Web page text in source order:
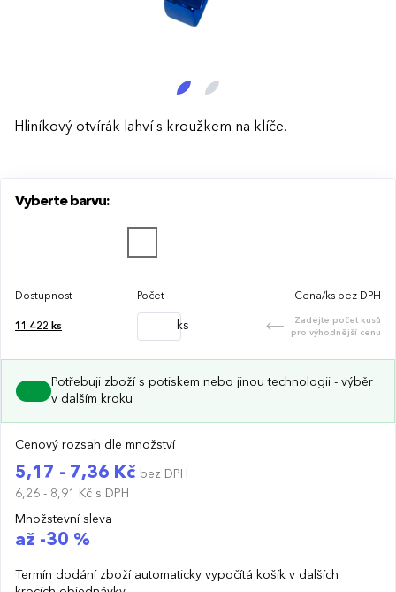
Hliníkový otvírák lahví s kroužkem na klíče.
Vyberte barvu:
Dostupnost Počet Cena/ks bez DPH
11 422 ks ks
Zadejte počet kusů
pro výhodnější cenu
Potřebuji zboží s potiskem nebo jinou technologii - výběr
v dalším kroku
Cenový rozsah dle množství
5,17 - 7,36 Kč bez DPH
6,26 - 8,91 Kč s DPH
Množstevní sleva
až -30 %
Termín dodání zboží automaticky vypočítá košík v dalších